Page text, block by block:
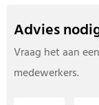
Advies
Vraag het aan
medewerkers.